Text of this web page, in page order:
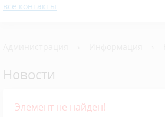
все контакты
Новости
Элемент не найден!